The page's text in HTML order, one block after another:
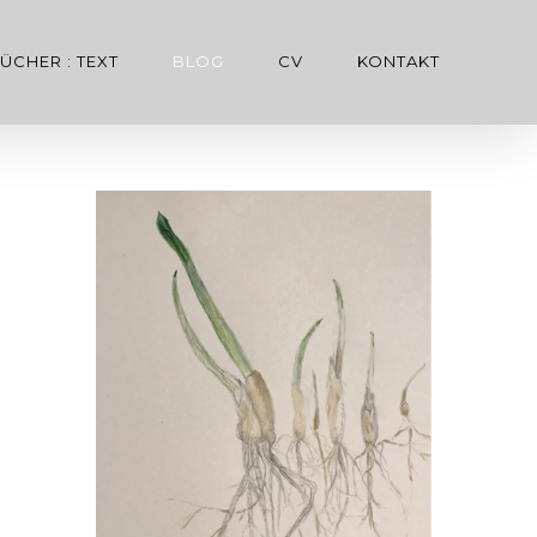
: TEXT BLOG CV KONTAKT